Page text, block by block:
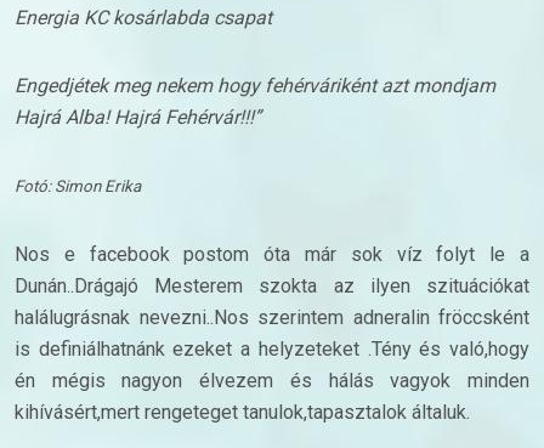
Energia KC kosárlabda csapat
Engedjétek meg nekem hogy fehérváriként azt mondjam
Hajrá Alba! Hajrá Fehérvár!!!”
Fotó: Simon Erika
Nos e facebook postom óta már sok víz folyt le a
Dunán..Drágajó Mesterem szokta az ilyen szituációkat
halálugrásnak nevezni..Nos szerintem adneralin fröccsként
is definiálhatnánk ezeket a helyzeteket .Tény és való,hogy
én mégis nagyon élvezem és hálás vagyok minden
kihívásért,mert rengeteget tanulok,tapasztalok általuk.